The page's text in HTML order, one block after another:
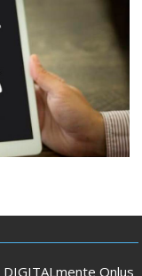
DIGITALmente Onlus